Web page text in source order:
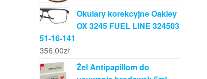
Okulary korekcyjne Oakley
OX 3245 FUEL LINE 324503
51-16-141
356,00zł
Żel Antipapillom do